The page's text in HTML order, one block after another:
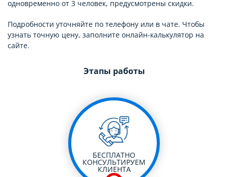
одновременно от 3 человек, предусмотрены скидки.
Подробности уточняйте по телефону или в чате. Чтобы
узнать точную цену, заполните онлайн-калькулятор на
сайте.
Этапы работы
БЕСПЛАТНО
КОНСУЛЬТИРУЕМ
КЛИЕНТА